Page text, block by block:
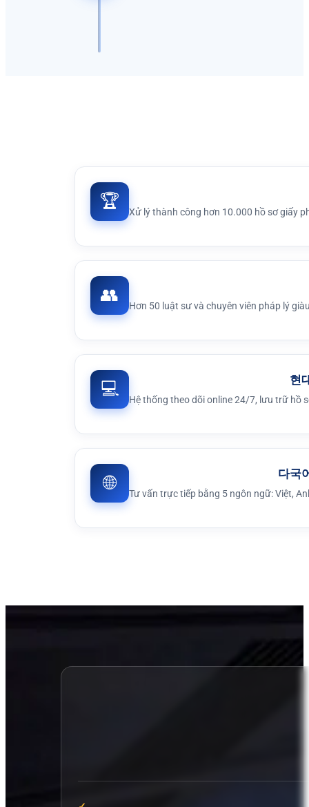
🏆
Xử lý thành công hơn 10.000 hồ sơ giấy
👥
Hơn 50 luật sư và chuyên viên pháp lý
💻 현
Hệ thống theo dõi online 24/7, lưu trữ hồ
🌐 다국
Tư vấn trực tiếp bằng 5 ngôn ngữ: Việt,